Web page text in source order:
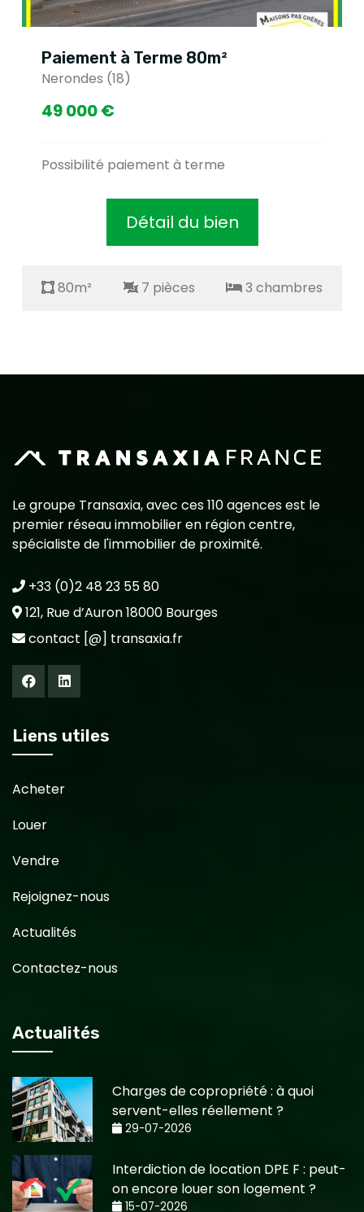
Paiement à Terme 80m²
Nerondes (18)
49 000 €
Possibilité paiement à terme
Détail du bien
80m² 7 pièces 3 chambres
Le groupe Transaxia, avec ces 110 agences est le
premier réseau immobilier en région centre,
spécialiste de l'immobilier de proximité.
+33 (0)2 48 23 55 80
121, Rue d’Auron 18000 Bourges
contact [@] transaxia.fr
Liens utiles
Acheter
Louer
Vendre
Rejoignez-nous
Actualités
Contactez-nous
Actualités
Charges de copropriété : à quoi
servent-elles réellement ?
29-07-2026
Interdiction de location DPE F : peut-
on encore louer son logement ?
15-07-2026